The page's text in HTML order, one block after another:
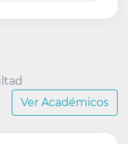
Ver Académicos